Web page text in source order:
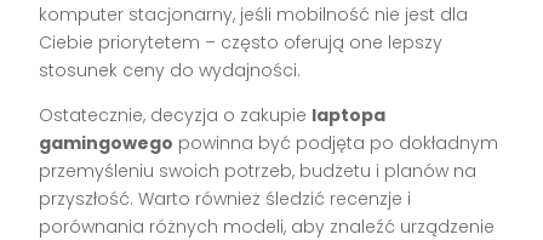
komputer stacjonarny, jeśli mobilność nie jest dla
Ciebie priorytetem – często oferują one lepszy
stosunek ceny do wydajności.
Ostatecznie, decyzja o zakupie laptopa
gamingowego powinna być podjęta po dokładnym
przemyśleniu swoich potrzeb, budżetu i planów na
przyszłość. Warto również śledzić recenzje i
porównania różnych modeli, aby znaleźć urządzenie